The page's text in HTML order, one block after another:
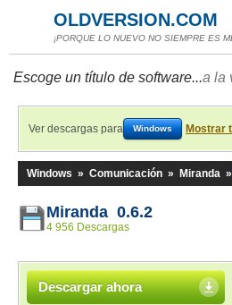
OLDVERSION.COM
¡PORQUE LO NUEVO NO SIEMPRE ES
Escoge un título de software...a la
Ver descargas para Windows Mostrar
Windows » Comunicación » Miranda »
Miranda 0.6.2
4 956 Descargas
Descargar ahora